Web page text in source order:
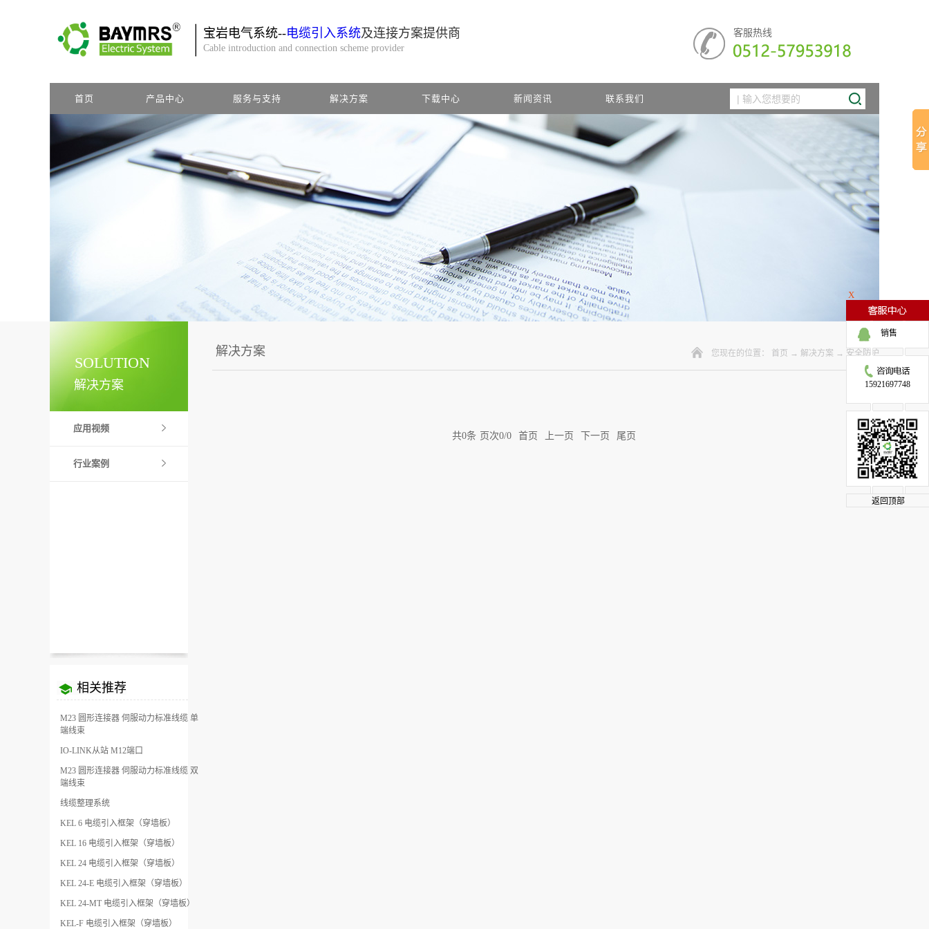
客服热线
宝岩电气系统--电缆引入系统及连接方案提供商
Cable introduction and connection scheme provider
首页 产品中心 服务与支持 解决方案 下载中心 新闻资讯 联系我们
解决方案
SOLUTION
应用视频
行业案例
相关推荐
M23 圆形连接器 伺服动力标准线缆 单
端线束
IO-LINK从站 M12端口
M23 圆形连接器 伺服动力标准线缆 双
端线束
线缆整理系统
KEL 6 电缆引入框架（穿墙板）
KEL 16 电缆引入框架（穿墙板）
KEL 24 电缆引入框架（穿墙板）
KEL 24-E 电缆引入框架（穿墙板）
KEL 24-MT 电缆引入框架（穿墙板）
KEL-F 电缆引入框架（穿墙板）
解决方案 您现在的位置： 首页 → 解决方案 → 安全防护
共0条 页次0/0 首页 上一页 下一页 尾页
X
销售
15921697748
返回顶部